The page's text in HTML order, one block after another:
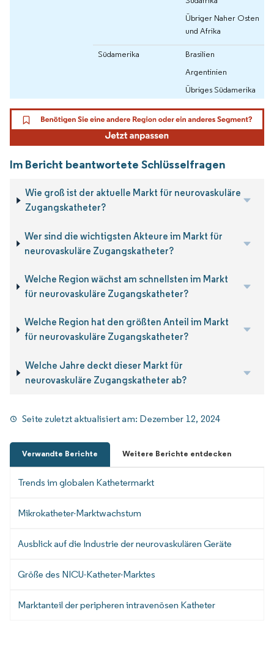
Übriger Naher Osten
und Afrika
Südamerika
Brasilien
Argentinien
Übriges Südamerika
Im Bericht beantwortete Schlüsselfragen
Wie groß ist der aktuelle Markt für neurovaskuläre
Zugangskatheter?
Wer sind die wichtigsten Akteure im Markt für
neurovaskuläre Zugangskatheter?
Welche Region wächst am schnellsten im Markt
für neurovaskuläre Zugangskatheter?
Welche Region hat den größten Anteil im Markt
für neurovaskuläre Zugangskatheter?
Welche Jahre deckt dieser Markt für
neurovaskuläre Zugangskatheter ab?
Seite zuletzt aktualisiert am: Dezember 12, 2024
Verwandte Berichte Weitere Berichte entdecken
Trends im globalen Kathetermarkt
Mikrokatheter-Marktwachstum
Ausblick auf die Industrie der neurovaskulären Geräte
Größe des NICU-Katheter-Marktes
Marktanteil der peripheren intravenösen Katheter